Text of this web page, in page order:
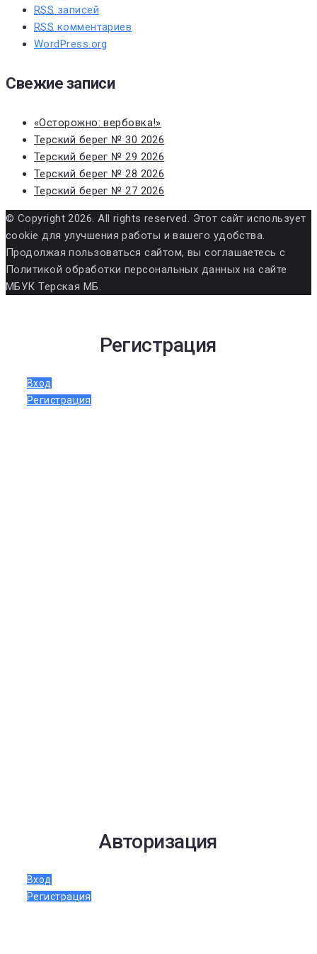
RSS записей
RSS комментариев
WordPress.org
Свежие записи
«Осторожно: вербовка!»
Терский берег № 30 2026
Терский берег № 29 2026
Терский берег № 28 2026
Терский берег № 27 2026
© Copyright 2026. All rights reserved. Этот сайт использует
cookie для улучшения работы и вашего удобства.
Продолжая пользоваться сайтом, вы соглашаетесь с
Политикой обработки персональных данных на сайте
МБУК Терская МБ.
Регистрация
Вход
Регистрация
Авторизация
Вход
Регистрация